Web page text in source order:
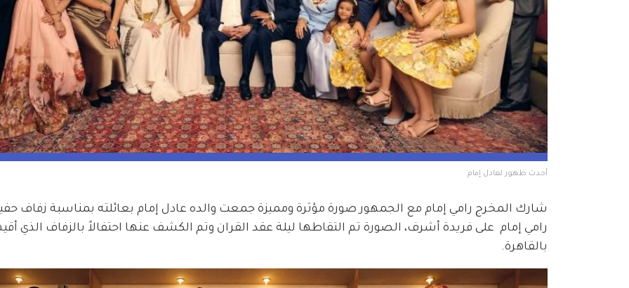
أحدث ظهور لعادل إمام
شارك المخرج رامي إمام مع الجمهور صورة مؤثرة ومميزة جمعت والده عادل إمام بعائلته بمناسبة زفاف
رامي إمام  على فريدة أشرف، الصورة تم التقاطها ليلة عقد القران وتم الكشف عنها احتفالاً بالزفاف الذي
بالقاهرة.